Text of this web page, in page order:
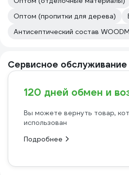
Оптом (пропитки для дерева)
Сервисное обслуживание
120 дней обмен и
Вы можете вернуть товар,
использован
Подробнее